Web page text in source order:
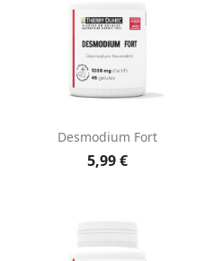
Desmodium Fort
5,99 €